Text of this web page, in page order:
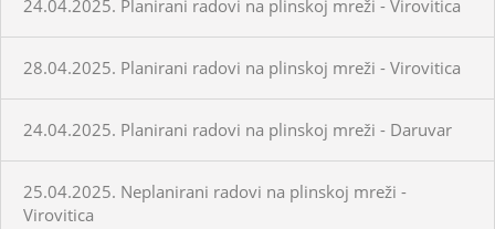
24.04.2025. Planirani radovi na plinskoj mreži - Virovitica
28.04.2025. Planirani radovi na plinskoj mreži - Virovitica
24.04.2025. Planirani radovi na plinskoj mreži - Daruvar
25.04.2025. Neplanirani radovi na plinskoj mreži -
Virovitica